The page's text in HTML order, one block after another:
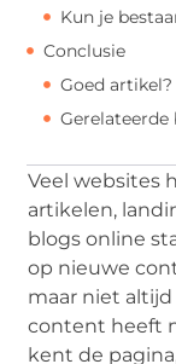
Kun je
Conclusie
Goed
Gerelateerde
Veel websites
artikelen,
blogs online
op nieuwe
maar niet
content heeft
kent de